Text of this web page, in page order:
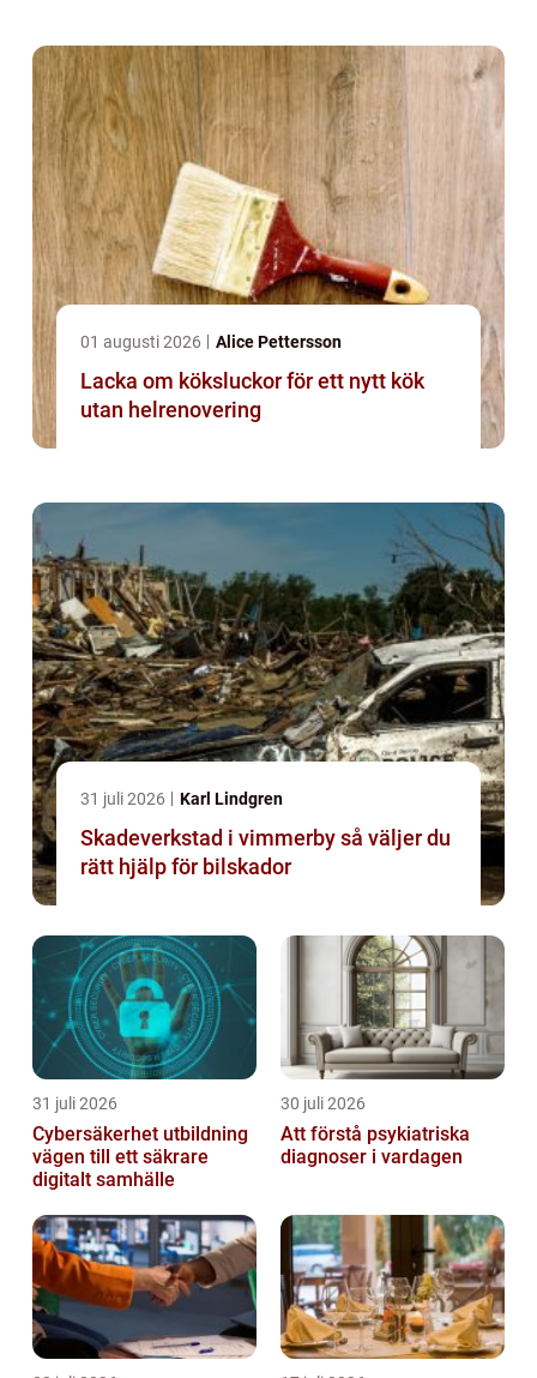
01 augusti 2026 Alice Pettersson
Lacka om köksluckor för ett nytt kök
utan helrenovering
31 juli 2026 Karl Lindgren
Skadeverkstad i vimmerby så väljer du
rätt hjälp för bilskador
31 juli 2026
Cybersäkerhet utbildning
vägen till ett säkrare
digitalt samhälle
30 juli 2026
Att förstå psykiatriska
diagnoser i vardagen